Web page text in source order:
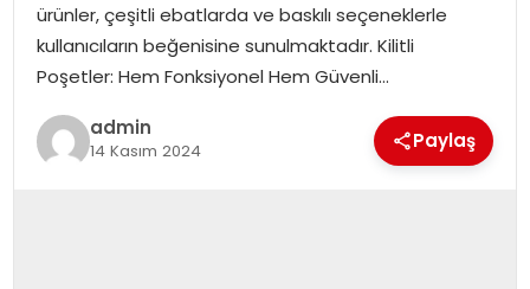
SAĞLIK
SOSYAL HABER
ürünler, çeşitli ebatlarda ve baskılı seçeneklerle
kullanıcıların beğenisine sunulmaktadır. Kilitli
Poşetler: Hem Fonksiyonel Hem Güvenli…
admin
14 Kasım 2024 Paylaş